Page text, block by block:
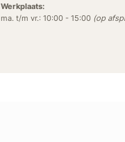
Werkplaats:
ma. t/m vr.: 10:00 - 15:00 (op